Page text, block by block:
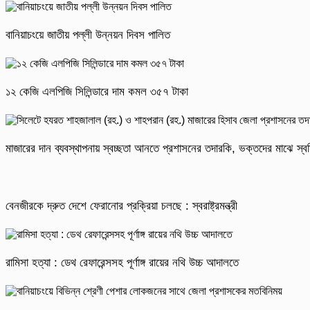
বানিয়াচংয়ে জাতীয় পল্লী উন্নয়ন দিবস পালিত
১২ কেজি এলপিজি সিলিন্ডারে দাম কমল ৩৫৭ টাকা
মাজারের দান ব্যবস্থাপনায় স্বচ্ছতা আনতে প্রশাসনের তদারকি, ভক্তদের মাঝে
বেনজীরকে দ্রুত দেশে ফেরানোর প্রক্রিয়া চলছে : স্বরাষ্ট্রমন্ত্রী
রামিসা হত্যা : ডেথ রেফারেন্সসহ পূর্ণাঙ্গ রায়ের নথি উচ্চ আদালতে